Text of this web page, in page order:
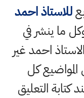
للاستاذ احمد
ما ينشر في
احمد غير
كل
التعليق